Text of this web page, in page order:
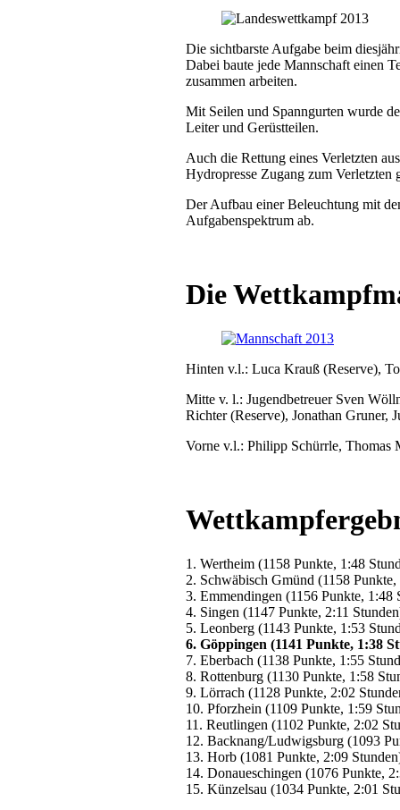
Die sichtbarste Aufgabe beim
Dabei baute jede Mannschaft einen
zusammen arbeiten.
Mit Seilen und Spanngurten wurde
Leiter und Gerüstteilen.
Auch die Rettung eines Verletzten
Hydropresse Zugang zum Verletzten
Der Aufbau einer Beleuchtung mit
Aufgabenspektrum ab.
Die
Hinten v.l.: Luca Krauß (Reserve),
Mitte v. l.: Jugendbetreuer Sven
Richter (Reserve), Jonathan Gruner,
Vorne v.l.: Philipp Schürrle, Thomas
1. Wertheim (1158 Punkte, 1:48
2. Schwäbisch Gmünd (1158
3. Emmendingen (1156 Punkte, 1:48
4. Singen (1147 Punkte, 2:11
5. Leonberg (1143 Punkte, 1:53
6. Göppingen (1141 Punkte, 1:38
7. Eberbach (1138 Punkte, 1:55
8. Rottenburg (1130 Punkte, 1:58
9. Lörrach (1128 Punkte, 2:02
10. Pforzhein (1109 Punkte, 1:59
11. Reutlingen (1102 Punkte, 2:02
12. Backnang/Ludwigsburg (1093
13. Horb (1081 Punkte, 2:09
14. Donaueschingen (1076 Punkte,
15. Künzelsau (1034 Punkte, 2:01